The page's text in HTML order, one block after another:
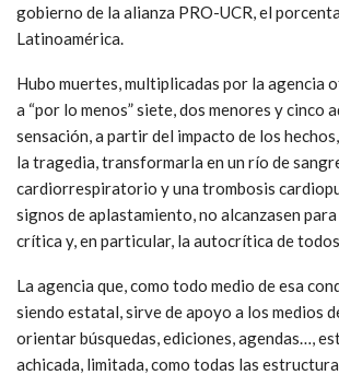
gobierno de la alianza PRO-UCR, el
Latinoamérica.
Hubo muertes, multiplicadas por la agencia
a “por lo menos” siete, dos menores y cinco
sensación, a partir del impacto de los
la tragedia, transformarla en un río de
cardiorrespiratorio y una trombosis
signos de aplastamiento, no alcanzasen
crítica y, en particular, la autocrítica de
La agencia que, como todo medio de esa
siendo estatal, sirve de apoyo a los medios
orientar búsquedas, ediciones, agendas…,
achicada, limitada, como todas las